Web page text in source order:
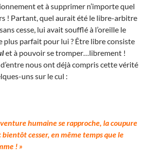
et à supprimer n’importe quel
! Partant, quel aurait été le libre-arbitre
cesse, lui avait soufflé à l’oreille le
plus parfait pour lui ? Être libre consiste
et à pouvoir se tromper…librement !
nous ont déjà compris cette vérité
uns sur le cul :
humaine se rapproche, la coupure
cesser, en même temps que le
! »